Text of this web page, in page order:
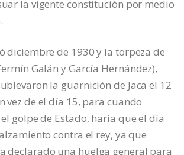
la vigente constitución por medio
diciembre de 1930 y la torpeza de
Galán y García Hernández),
la guarnición de Jaca el 12
vez de el día 15, para cuando
golpe de Estado, haría que el día
contra el rey, ya que
declarado una huelga general para